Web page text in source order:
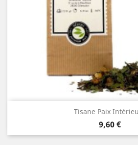
Tisane Paix
Prix
9,60 €